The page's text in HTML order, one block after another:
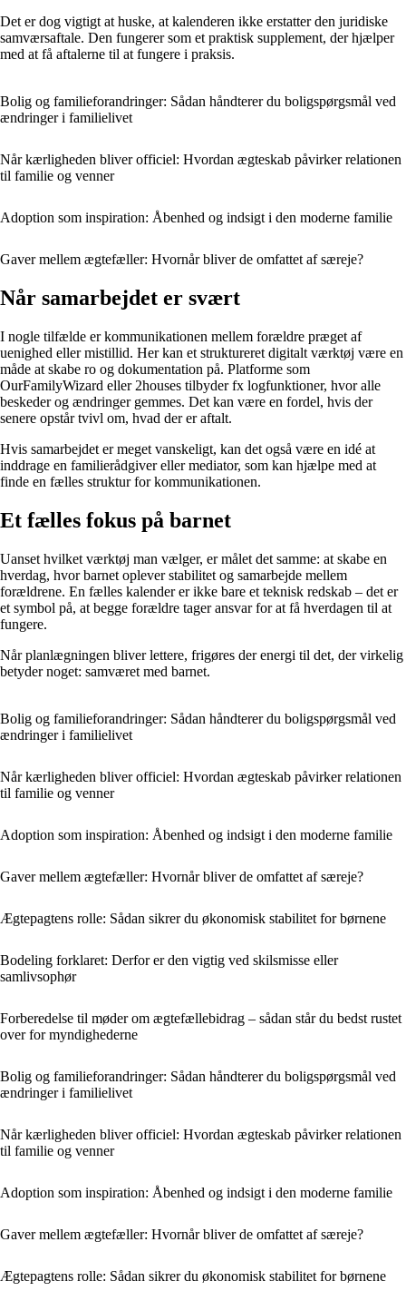
Det er dog vigtigt at huske, at kalenderen ikke erstatter den juridiske
samværsaftale. Den fungerer som et praktisk supplement, der hjælper
med at få aftalerne til at fungere i praksis.
Bolig og familieforandringer: Sådan håndterer du boligspørgsmål ved
ændringer i familielivet
Når kærligheden bliver officiel: Hvordan ægteskab påvirker relationen
til familie og venner
Adoption som inspiration: Åbenhed og indsigt i den moderne familie
Gaver mellem ægtefæller: Hvornår bliver de omfattet af særeje?
Når samarbejdet er svært
I nogle tilfælde er kommunikationen mellem forældre præget af
uenighed eller mistillid. Her kan et struktureret digitalt værktøj være en
måde at skabe ro og dokumentation på. Platforme som
OurFamilyWizard eller 2houses tilbyder fx logfunktioner, hvor alle
beskeder og ændringer gemmes. Det kan være en fordel, hvis der
senere opstår tvivl om, hvad der er aftalt.
Hvis samarbejdet er meget vanskeligt, kan det også være en idé at
inddrage en familierådgiver eller mediator, som kan hjælpe med at
finde en fælles struktur for kommunikationen.
Et fælles fokus på barnet
Uanset hvilket værktøj man vælger, er målet det samme: at skabe en
hverdag, hvor barnet oplever stabilitet og samarbejde mellem
forældrene. En fælles kalender er ikke bare et teknisk redskab – det er
et symbol på, at begge forældre tager ansvar for at få hverdagen til at
fungere.
Når planlægningen bliver lettere, frigøres der energi til det, der virkelig
betyder noget: samværet med barnet.
Bolig og familieforandringer: Sådan håndterer du boligspørgsmål ved
ændringer i familielivet
Når kærligheden bliver officiel: Hvordan ægteskab påvirker relationen
til familie og venner
Adoption som inspiration: Åbenhed og indsigt i den moderne familie
Gaver mellem ægtefæller: Hvornår bliver de omfattet af særeje?
Ægtepagtens rolle: Sådan sikrer du økonomisk stabilitet for børnene
Bodeling forklaret: Derfor er den vigtig ved skilsmisse eller
samlivsophør
Forberedelse til møder om ægtefællebidrag – sådan står du bedst rustet
over for myndighederne
Bolig og familieforandringer: Sådan håndterer du boligspørgsmål ved
ændringer i familielivet
Når kærligheden bliver officiel: Hvordan ægteskab påvirker relationen
til familie og venner
Adoption som inspiration: Åbenhed og indsigt i den moderne familie
Gaver mellem ægtefæller: Hvornår bliver de omfattet af særeje?
Ægtepagtens rolle: Sådan sikrer du økonomisk stabilitet for børnene